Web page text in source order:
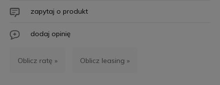
zapytaj o produkt
dodaj opinię
Oblicz ratę » Oblicz leasing »